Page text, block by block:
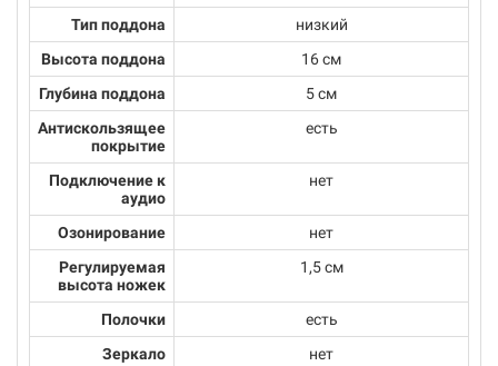
Тип поддона
низкий
Высота поддона
16 см
Глубина поддона
5 см
Антискользящее
покрытие
есть
Подключение к
аудио
нет
Озонирование
нет
Регулируемая
высота ножек
1,5 см
Полочки
есть
Зеркало
нет